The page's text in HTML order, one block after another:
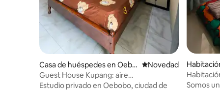
Casa de huéspedes en Oebo
bo
Lugar para hospedarse
Novedad
Guest House Kupang: aire
acondicionado, cocina, cerca del
Estudio privado en Oebobo, ciudad de
con
Somos